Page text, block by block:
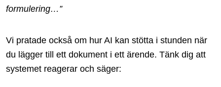
formulering…”
Vi pratade också om hur AI kan stötta i stunden när
du lägger till ett dokument i ett ärende. Tänk dig att
systemet reagerar och säger: